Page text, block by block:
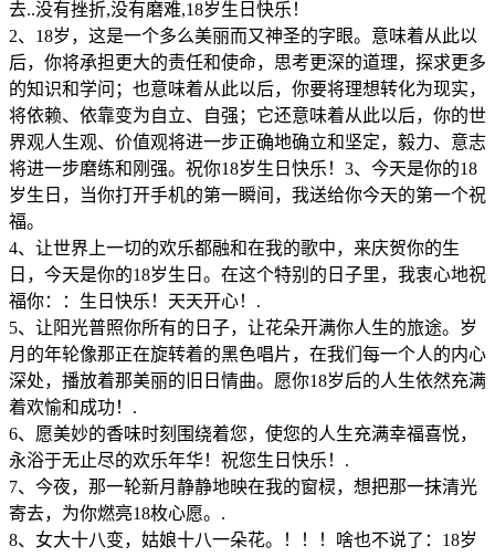
去..没有挫折,没有磨难,18岁生日快乐！
2、18岁，这是一个多么美丽而又神圣的字眼。意味着从此以
后，你将承担更大的责任和使命，思考更深的道理，探求更多
的知识和学问；也意味着从此以后，你要将理想转化为现实，
将依赖、依靠变为自立、自强；它还意味着从此以后，你的世
界观人生观、价值观将进一步正确地确立和坚定，毅力、意志
将进一步磨练和刚强。祝你18岁生日快乐！3、今天是你的18
岁生日，当你打开手机的第一瞬间，我送给你今天的第一个祝
福。
4、让世界上一切的欢乐都融和在我的歌中，来庆贺你的生
日，今天是你的18岁生日。在这个特别的日子里，我衷心地祝
福你：：生日快乐！天天开心！.
5、让阳光普照你所有的日子，让花朵开满你人生的旅途。岁
月的年轮像那正在旋转着的黑色唱片，在我们每一个人的内心
深处，播放着那美丽的旧日情曲。愿你18岁后的人生依然充满
着欢愉和成功！.
6、愿美妙的香味时刻围绕着您，使您的人生充满幸福喜悦，
永浴于无止尽的欢乐年华！祝您生日快乐！.
7、今夜，那一轮新月静静地映在我的窗棂，想把那一抹清光
寄去，为你燃亮18枚心愿。.
8、女大十八变，姑娘十八一朵花。！！！啥也不说了：18岁